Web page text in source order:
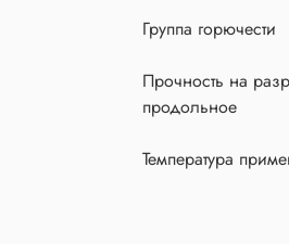
Группа горючести
Прочность на
продольное
Температура